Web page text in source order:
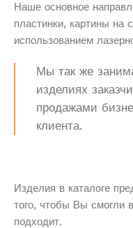
Наше основное
пластинки, картины на
использованием
Мы так же
изделиях
продажами
клиента.
Изделия в каталоге
того, чтобы Вы смогли
подходит.